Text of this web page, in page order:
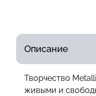
Описание
Творчество
живыми и